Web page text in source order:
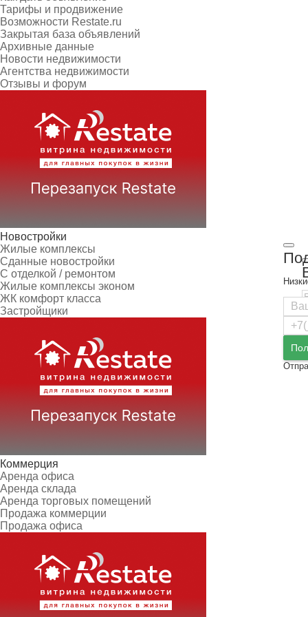
Тарифы и продвижение
Возможности Restate.ru
Закрытая база объявлений
Архивные данные
Новости недвижимости
Агентства недвижимости
Отзывы и форум
Новостройки
Жилые комплексы
Сданные новостройки
С отделкой / ремонтом
Жилые комплексы эконом
ЖК комфорт класса
Застройщики
Коммерция
Аренда офиса
Аренда склада
Аренда торговых помещений
Продажа коммерции
Продажа офиса